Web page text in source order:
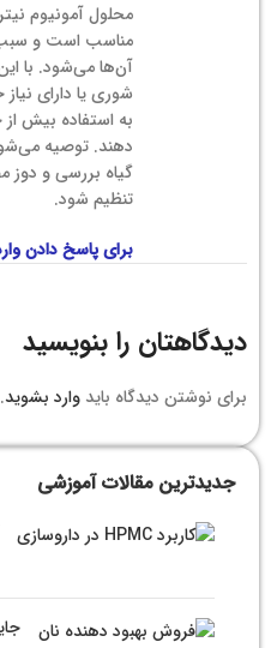
محلول آمونیوم
مناسب است و سبب
آن‌ها می‌شود. با
شوری یا دارای
به استفاده بیش
دهند. توصیه
گیاه بررسی و دوز
تنظیم شود.
برای پاسخ دادن
دیدگاهتان را بنویسید
برای نوشتن دیدگاه باید وارد بشوید.
جدیدترین مقالات آموزشی